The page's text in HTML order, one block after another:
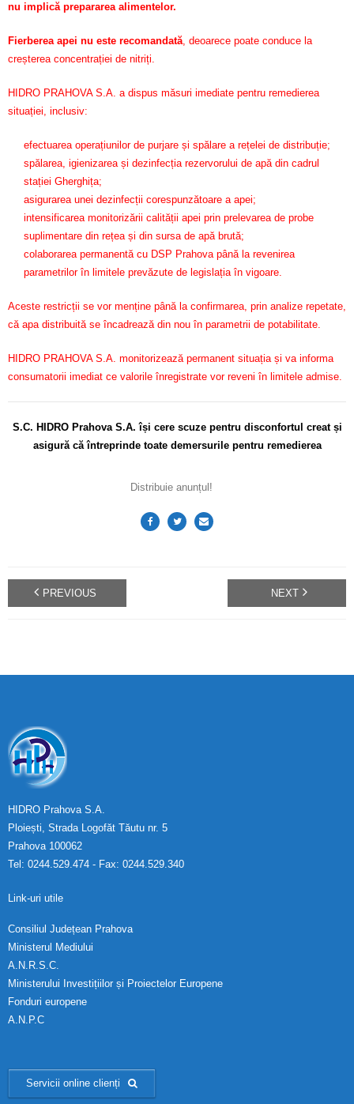
nu implică prepararea alimentelor.
Fierberea apei nu este recomandată, deoarece poate conduce la
creșterea concentrației de nitriți.
HIDRO PRAHOVA S.A. a dispus măsuri imediate pentru remedierea
situației, inclusiv:
efectuarea operațiunilor de purjare și spălare a rețelei de distribuție;
spălarea, igienizarea și dezinfecția rezervorului de apă din cadrul
stației Gherghița;
asigurarea unei dezinfecții corespunzătoare a apei;
intensificarea monitorizării calității apei prin prelevarea de probe
suplimentare din rețea și din sursa de apă brută;
colaborarea permanentă cu DSP Prahova până la revenirea
parametrilor în limitele prevăzute de legislația în vigoare.
Aceste restricții se vor menține până la confirmarea, prin analize repetate,
că apa distribuită se încadrează din nou în parametrii de potabilitate.
HIDRO PRAHOVA S.A. monitorizează permanent situația și va informa
consumatorii imediat ce valorile înregistrate vor reveni în limitele admise.
S.C. HIDRO Prahova S.A. își cere scuze pentru disconfortul creat și
asigură că întreprinde toate demersurile pentru remedierea
Distribuie anunțul!
PREVIOUS NEXT
HIDRO Prahova S.A.
Ploiești, Strada Logofăt Tăutu nr. 5
Prahova 100062
Tel: 0244.529.474 - Fax: 0244.529.340
Link-uri utile
Consiliul Județean Prahova
Ministerul Mediului
A.N.R.S.C.
Ministerului Investițiilor și Proiectelor Europene
Fonduri europene
A.N.P.C
Servicii online clienți